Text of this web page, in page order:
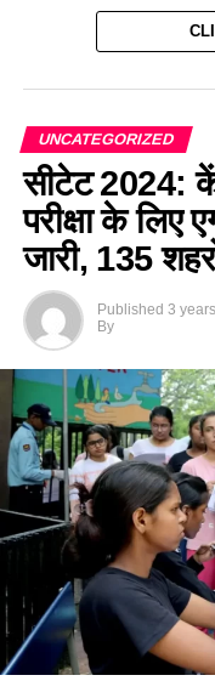
UNCATEGORIZED
सीटेट 2024:
परीक्षा के लिए
जारी, 135
Published 3
By